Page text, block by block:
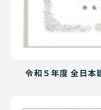
令和５年度 全日本